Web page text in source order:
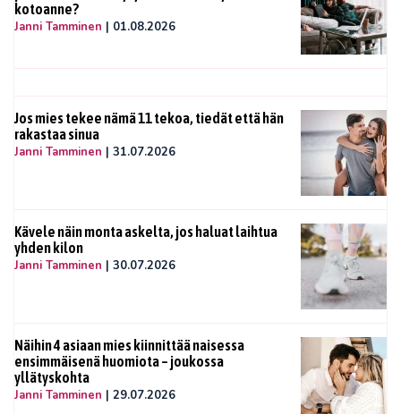
kotoanne?
Janni Tamminen | 01.08.2026
Jos mies tekee nämä 11 tekoa, tiedät että hän
rakastaa sinua
Janni Tamminen | 31.07.2026
Kävele näin monta askelta, jos haluat laihtua
yhden kilon
Janni Tamminen | 30.07.2026
Näihin 4 asiaan mies kiinnittää naisessa
ensimmäisenä huomiota – joukossa
yllätyskohta
Janni Tamminen | 29.07.2026